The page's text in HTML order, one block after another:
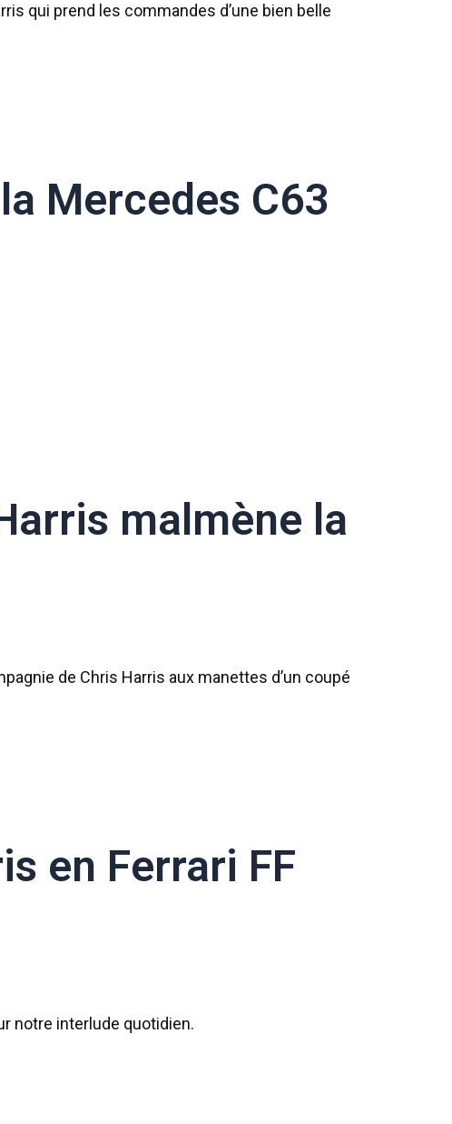
qui prend les commandes d’une bien belle
Mercedes C63
malmène la
de Chris Harris aux manettes d’un coupé
en Ferrari FF
notre interlude quotidien.